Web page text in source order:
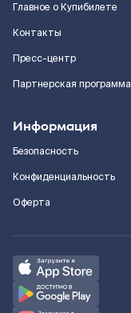
Главное о Купибилете
Контакты
Пресс-центр
Партнерская программа
Информация
Безопасность
Конфиденциальность
Оферта